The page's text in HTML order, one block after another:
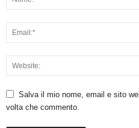
Salva il mio nome, email e sito
volta che commento.